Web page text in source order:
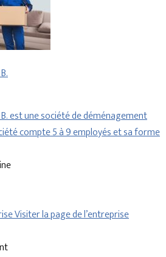
est une société de déménagement
compte 5 à 9 employés et sa forme
Visiter la page de l’entreprise